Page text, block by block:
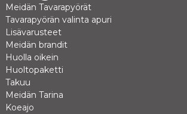
Meidän Tavarapyörät
Tavarapyörän valinta apuri
Lisävarusteet
Meidän brandit
Huolla oikein
Huoltopaketti
Takuu
Meidän Tarina
Koeajo